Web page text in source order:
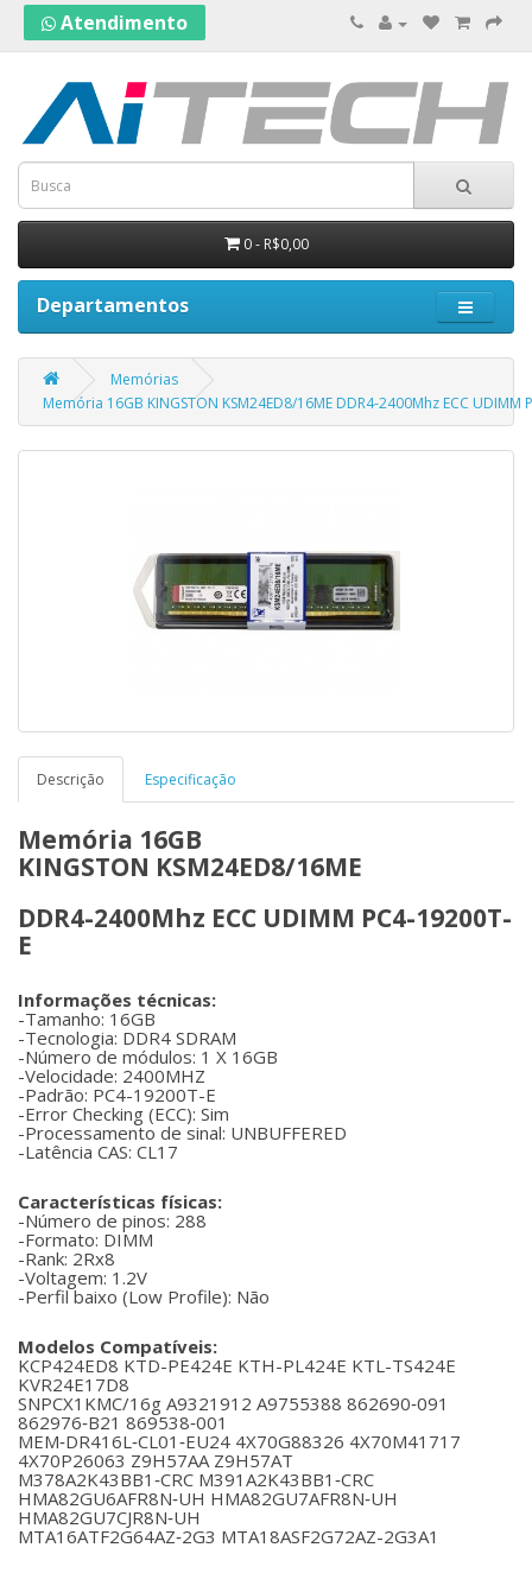
Atendimento
0 - R$0,00
Departamentos
Memórias
Memória 16GB KINGSTON KSM24ED8/16ME DDR4-2400Mhz ECC UDIMM
Descrição Especificação
Memória 16GB
KINGSTON KSM24ED8/16ME
DDR4-2400Mhz ECC UDIMM PC4-19200T-
E
Informações técnicas:
-Tamanho: 16GB
-Tecnologia: DDR4 SDRAM
-Número de módulos: 1 X 16GB
-Velocidade: 2400MHZ
-Padrão: PC4-19200T-E
-Error Checking (ECC): Sim
-Processamento de sinal: UNBUFFERED
-Latência CAS: CL17
Características físicas:
-Número de pinos: 288
-Formato: DIMM
-Rank: 2Rx8
-Voltagem: 1.2V
-Perfil baixo (Low Profile): Não
Modelos Compatíveis:
KCP424ED8 KTD-PE424E KTH-PL424E KTL-TS424E
KVR24E17D8
SNPCX1KMC/16g A9321912 A9755388 862690‐091
862976‐B21 869538‐001
MEM‐DR416L‐CL01‐EU24 4X70G88326 4X70M41717
4X70P26063 Z9H57AA Z9H57AT
M378A2K43BB1‐CRC M391A2K43BB1‐CRC
HMA82GU6AFR8N‐UH HMA82GU7AFR8N‐UH
HMA82GU7CJR8N‐UH
MTA16ATF2G64AZ‐2G3 MTA18ASF2G72AZ-2G3A1